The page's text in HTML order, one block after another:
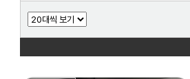
닛산